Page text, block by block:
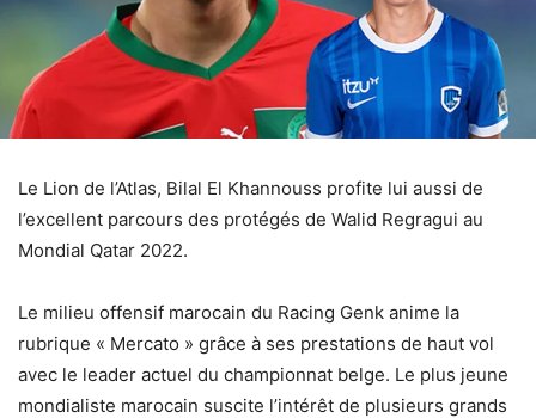
Le Lion de l’Atlas, Bilal El Khannouss profite lui aussi de
l’excellent parcours des protégés de Walid Regragui au
Mondial Qatar 2022.
Le milieu offensif marocain du Racing Genk anime la
rubrique « Mercato » grâce à ses prestations de haut vol
avec le leader actuel du championnat belge. Le plus jeune
mondialiste marocain suscite l’intérêt de plusieurs grands